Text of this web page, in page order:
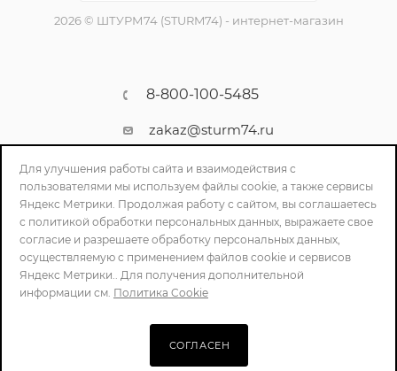
2026 © ШТУРМ74 (STURM74) - интернет-магазин
8-800-100-5485
zakaz@sturm74.ru
г. Челябинск, ул. Стартовая 34/1
ПОЛИТИКА КОНФИДЕНЦИАЛЬНОСТИ
Для улучшения работы сайта и взаимодействия с
пользователями мы используем файлы cookie, а также сервисы
Яндекс Метрики. Продолжая работу с сайтом, вы соглашаетесь
с политикой обработки персональных данных, выражаете свое
согласие и разрешаете обработку персональных данных,
осуществляемую с применением файлов cookie и сервисов
Яндекс Метрики.. Для получения дополнительной
информации см. Политика Cookie
СОГЛАСЕН